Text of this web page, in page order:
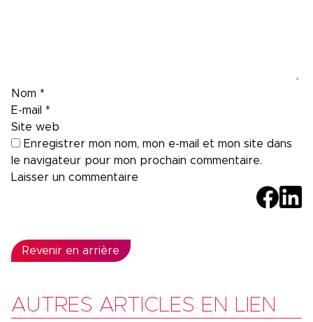
Nom *
E-mail *
Site web
Enregistrer mon nom, mon e-mail et mon site dans
le navigateur pour mon prochain commentaire.
Revenir en arrière
AUTRES ARTICLES EN LIEN